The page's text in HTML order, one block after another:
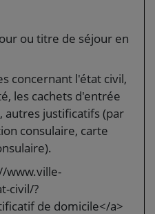
ou titre de séjour en
concernant l'état civil,
les cachets d'entrée
autres justificatifs (par
consulaire, carte
www.ville-
civil/?
de domicile</a>